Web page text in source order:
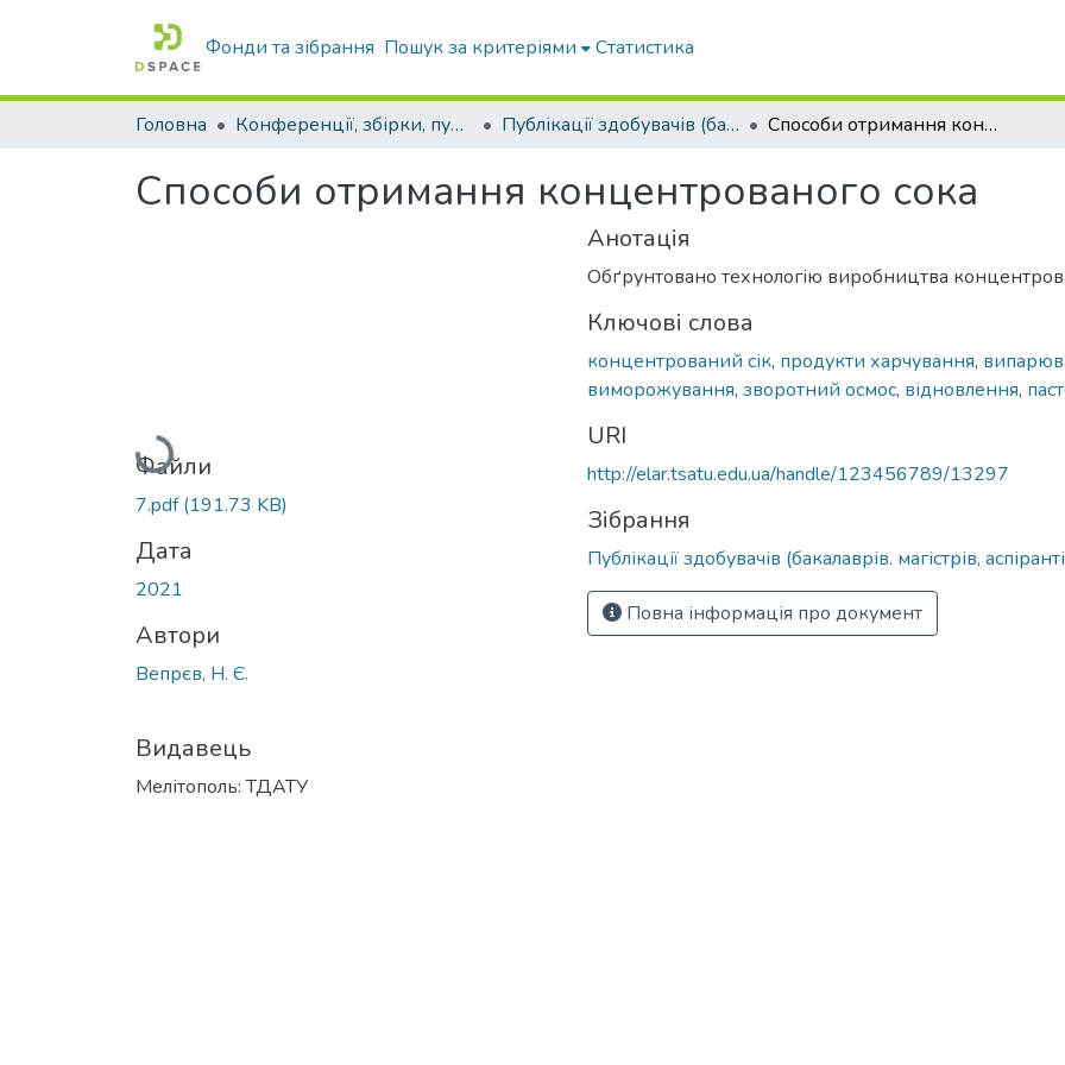
Фонди та зібрання Пошук за критеріями Статистика
Головна Конференції, збірки, публікації молодих вчених і здобувачів : магістрів, бакалаврів, аспірантів. Публікації здобувачів (бакалаврів. магістрів, аспірантів) Способи отримання концентрованого сока
Способи отримання концентрованого сока
Вантажиться...
Файли
7.pdf(191.73 KB)
Дата
2021
Автори
Вепрєв, Н. Є.
Видавець
Мелітополь: ТДАТУ
Анотація
Обґрунтовано технологію виробництва
Ключові слова
концентрований сік, продукти харчування,
виморожування, зворотний осмос, відновлення,
URI
http://elar.tsatu.edu.ua/handle/123456789/13297
Зібрання
Публікації здобувачів (бакалаврів. магістрів,
Повна інформація про документ